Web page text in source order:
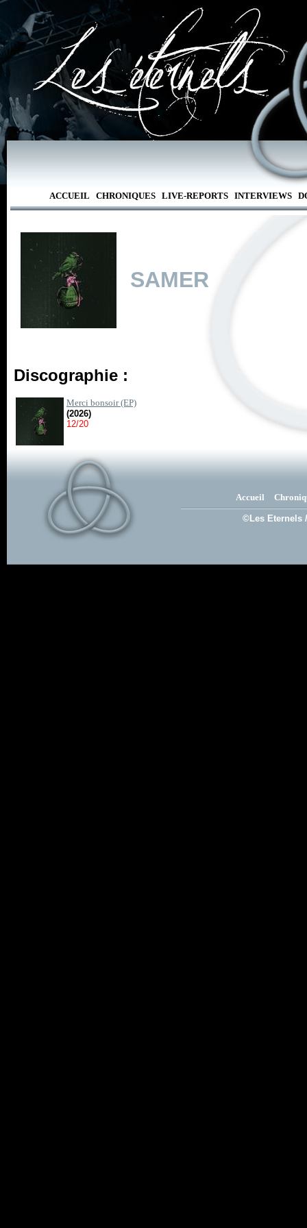
ACCUEIL CHRONIQUES LIVE-REPORTS INTERVIEWS
SAMER
Discographie :
Merci bonsoir (EP)
(2026)
12/20
Accueil
©Les Eternels